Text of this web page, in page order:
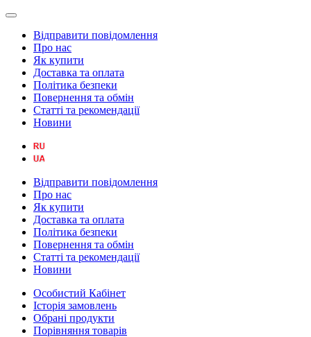
Відправити повідомлення
Про нас
Як купити
Доставка та оплата
Політика безпеки
Повернення та обмін
Статті та рекомендації
Новини
Відправити повідомлення
Про нас
Як купити
Доставка та оплата
Політика безпеки
Повернення та обмін
Статті та рекомендації
Новини
Особистий Кабінет
Історія замовлень
Обрані продукти
Порівняння товарів